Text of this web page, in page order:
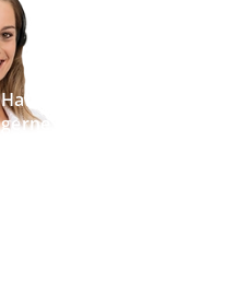
Haben Sie Fragen zu
gerne ein Produkt erwerben?